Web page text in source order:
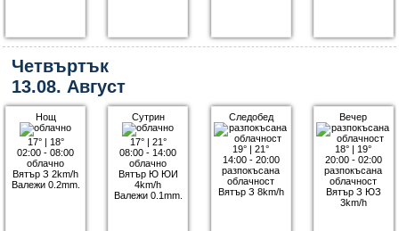
Четвъртък
13.08. Август
Нощ
17°| 18°
02:00 - 08:00
облачно
Вятър З 2km/h
Валежи 0.2mm.
Сутрин
17°| 21°
08:00 - 14:00
облачно
Вятър Ю ЮИ
4km/h
Валежи 0.1mm.
Следобед
19° |21°
14:00 - 20:00
разпокъсана
облачност
Вятър З 8km/h
Вечер
18° | 19°
20:00 - 02:00
разпокъсана
облачност
Вятър З ЮЗ
3km/h